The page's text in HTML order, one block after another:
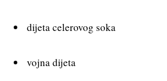
dijeta celerovog soka
vojna dijeta